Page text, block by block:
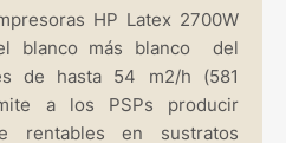
HP Latex 2700W
blanco más blanco del
de hasta 54 m2/h (581
a los PSPs producir
rentables en sustratos